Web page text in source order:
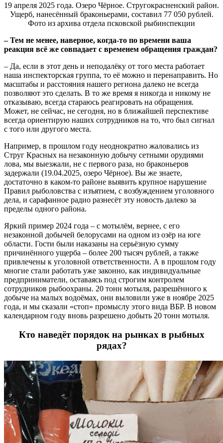
19 апреля 2025 года. Озеро Чёрное. Стругокрасненский район.
Ущерб, нанесённый браконьерами, составил 77 050 рублей.
Фото из архива отдела псковской рыбинспекции
– Тем не менее, наверное, когда-то по времени ваша
реакция всё же совпадает с временем обращения граждан?
– Да, если в этот день и неподалёку от того места работает
наша инспекторская группа, то её можно и перенаправить. Но
масштабы и расстояния нашего региона далеко не всегда
позволяют это сделать. В то же время я никогда и никому не
отказываю, всегда стараюсь реагировать на обращения.
Может, не сейчас, не сегодня, но в ближайшей перспективе
всегда ориентирую наших сотрудников на то, что был сигнал
с того или другого места.
Например, в прошлом году неоднократно жаловались из
Струг Красных на незаконную добычу сетными орудиями
лова, мы выезжали, не с первого раза, но браконьеров
задержали (19.04.2025, озеро Чёрное). Вы же знаете,
достаточно в каком-то районе выявить крупное нарушение
Правил рыболовства с изъятием, с возбуждением уголовного
дела, и сарафанное радио разнесёт эту новость далеко за
пределы одного района.
Яркий пример 2024 года – с мотылём, вернее, с его
незаконной добычей белорусами на одном из озёр на юге
области. Гости были наказаны на серьёзную сумму
причинённого ущерба – более 200 тысяч рублей, а также
привлечены к уголовной ответственности. А в прошлом году
многие стали работать уже законно, как индивидуальные
предприниматели, оставаясь под строгим контролем
сотрудников рыбоохраны. 20 тонн мотыля, разрешённого к
добыче на малых водоёмах, они выловили уже в ноябре 2025
года, и мы сказали «стоп» промыслу этого вида ВБР. В новом
календарном году вновь разрешено добыть 20 тонн мотыля.
Кто наведёт порядок на рынках в рыбных
рядах?